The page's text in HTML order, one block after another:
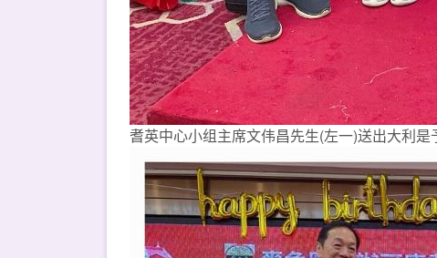
耆英中心小组主席文伟昌先生(左一)送出大利